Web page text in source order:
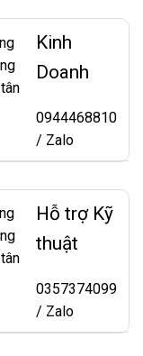
Kinh
Doanh
0944468810
/ Zalo
Hỗ trợ Kỹ
thuật
0357374099
/ Zalo